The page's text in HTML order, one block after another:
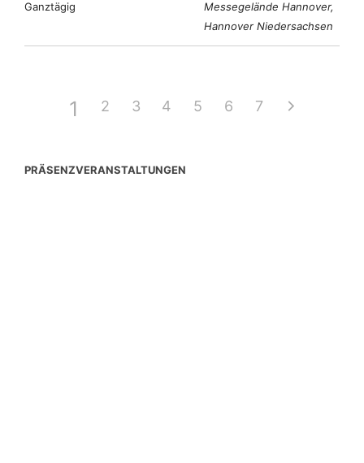
Ganztägig
Messegelände Hannover,
Hannover Niedersachsen
1 2 3 4 5 6 7
PRÄSENZVERANSTALTUNGEN